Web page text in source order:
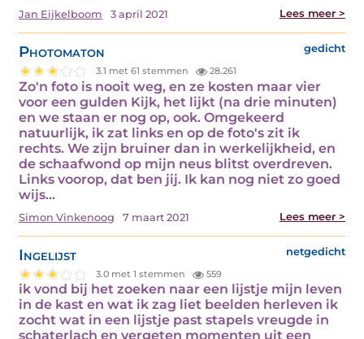
Jan Eijkelboom 3 april 2021 Lees meer >
Photomaton gedicht
3.1 met 61 stemmen 28.261
Zo'n foto is nooit weg, en ze kosten maar vier
voor een gulden Kijk, het lijkt (na drie minuten)
en we staan er nog op, ook. Omgekeerd
natuurlijk, ik zat links en op de foto's zit ik
rechts. We zijn bruiner dan in werkelijkheid, en
de schaafwond op mijn neus blitst overdreven.
Links voorop, dat ben jij. Ik kan nog niet zo goed
wijs…
Simon Vinkenoog 7 maart 2021 Lees meer >
Ingelijst netgedicht
3.0 met 1 stemmen 559
ik vond bij het zoeken naar een lijstje mijn leven
in de kast en wat ik zag liet beelden herleven ik
zocht wat in een lijstje past stapels vreugde in
schaterlach en vergeten momenten uit een